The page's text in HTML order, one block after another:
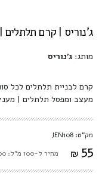
ג'נוריס | קרם תלתלים | 500 מ"ל
מותג: ג'נוריס
קרם לבניית תלתלים לכל
מעצב ומפסל תלתלים |
מק"ט: JEN108
₪ 55 מחיר ל-100 מ"ל: ₪11.00